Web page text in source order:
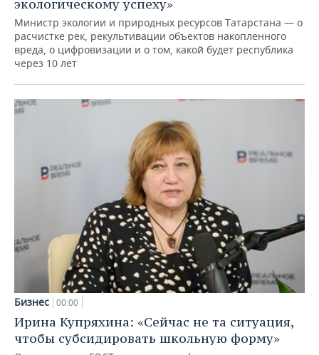
экологическому успеху»
Министр экологии и природных ресурсов Татарстана — о
расчистке рек, рекультивации объектов накопленного
вреда, о цифровизации и о том, какой будет республика
через 10 лет
Бизнес 00:00
Ирина Купряхина: «Сейчас не та ситуация,
чтобы субсидировать школьную форму»